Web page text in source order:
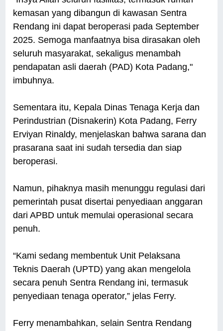
kemasan yang dibangun di kawasan Sentra
Rendang ini dapat beroperasi pada September
2025. Semoga manfaatnya bisa dirasakan oleh
seluruh masyarakat, sekaligus menambah
pendapatan asli daerah (PAD) Kota Padang,"
imbuhnya.
Sementara itu, Kepala Dinas Tenaga Kerja dan
Perindustrian (Disnakerin) Kota Padang, Ferry
Erviyan Rinaldy, menjelaskan bahwa sarana dan
prasarana saat ini sudah tersedia dan siap
beroperasi.
Namun, pihaknya masih menunggu regulasi dari
pemerintah pusat disertai penyediaan anggaran
dari APBD untuk memulai operasional secara
penuh.
“Kami sedang membentuk Unit Pelaksana
Teknis Daerah (UPTD) yang akan mengelola
secara penuh Sentra Rendang ini, termasuk
penyediaan tenaga operator,” jelas Ferry.
Ferry menambahkan, selain Sentra Rendang